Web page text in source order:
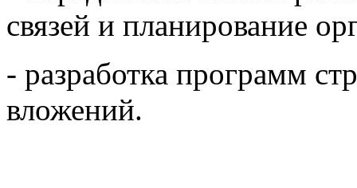
связей и планирование
- разработка программ
вложений.